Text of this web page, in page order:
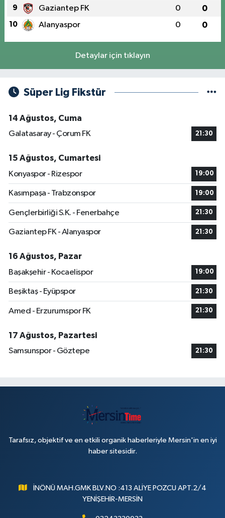
9 Gaziantep FK 0 0
10 Alanyaspor 0 0
Detaylar için tıklayın
Süper Lig Fikstür
14 Ağustos, Cuma
Galatasaray - Çorum FK
21:30
15 Ağustos, Cumartesi
Konyaspor - Rizespor
19:00
Kasımpaşa - Trabzonspor 19:00
Gençlerbirliği S.K. - Fenerbahçe 21:30
Gaziantep FK - Alanyaspor 21:30
16 Ağustos, Pazar
Başakşehir - Kocaelispor
19:00
Beşiktaş - Eyüpspor 21:30
Amed - Erzurumspor FK 21:30
17 Ağustos, Pazartesi
Samsunspor - Göztepe
21:30
Tarafsız, objektif ve en etkili organik haberleriyle Mersin'in en iyi
haber sitesidir.
İNÖNÜ MAH.GMK BLV.NO :413 ALİYE POZCU APT.2/4
YENİŞEHİR-MERSİN